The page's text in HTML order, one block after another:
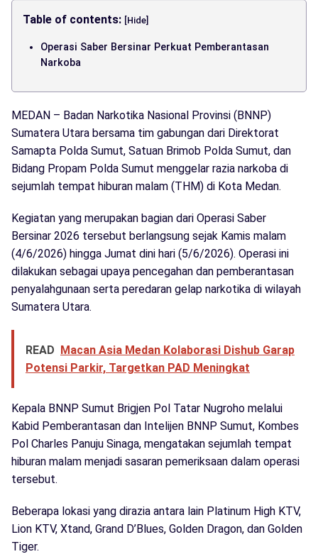
Table of contents: [Hide]
Operasi Saber Bersinar Perkuat Pemberantasan
Narkoba
MEDAN – Badan Narkotika Nasional Provinsi (BNNP)
Sumatera Utara bersama tim gabungan dari Direktorat
Samapta Polda Sumut, Satuan Brimob Polda Sumut, dan
Bidang Propam Polda Sumut menggelar razia narkoba di
sejumlah tempat hiburan malam (THM) di Kota Medan.
Kegiatan yang merupakan bagian dari Operasi Saber
Bersinar 2026 tersebut berlangsung sejak Kamis malam
(4/6/2026) hingga Jumat dini hari (5/6/2026). Operasi ini
dilakukan sebagai upaya pencegahan dan pemberantasan
penyalahgunaan serta peredaran gelap narkotika di wilayah
Sumatera Utara.
READ Macan Asia Medan Kolaborasi Dishub Garap
Potensi Parkir, Targetkan PAD Meningkat
Kepala BNNP Sumut Brigjen Pol Tatar Nugroho melalui
Kabid Pemberantasan dan Intelijen BNNP Sumut, Kombes
Pol Charles Panuju Sinaga, mengatakan sejumlah tempat
hiburan malam menjadi sasaran pemeriksaan dalam operasi
tersebut.
Beberapa lokasi yang dirazia antara lain Platinum High KTV,
Lion KTV, Xtand, Grand D’Blues, Golden Dragon, dan Golden
Tiger.